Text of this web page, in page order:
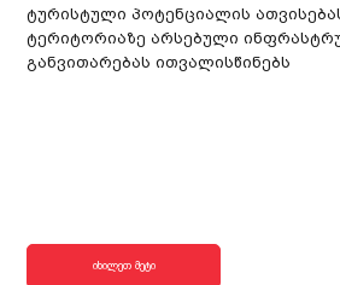
ტურისტული პოტენციალის
ტერიტორიაზე არსებული
განვითარებას ითვალისწინებს
იხილეთ მეტი